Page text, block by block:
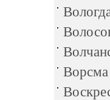
Ворсма